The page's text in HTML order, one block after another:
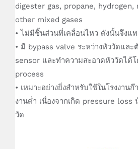
digester gas, propane, hydrogen,
other mixed gases
• ไม่มีชิ้นส่วนที่เคลื่อนไหว ดังนั้นจึงแ
• มี bypass valve ระหว่างหัววัดและ
sensor และทำความสะอาดหัววัดได้
process
• เหมาะอย่างยิ่งสำหรับใช้ในโรงงาน
งานต่ำ เนื่องจากเกิด pressure
วัด